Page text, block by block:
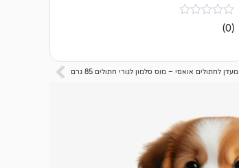
אין
ביקורות
(0)
מעדן לחתולים אואסי – מוס סלמון לגורי חתולים 85 גרם